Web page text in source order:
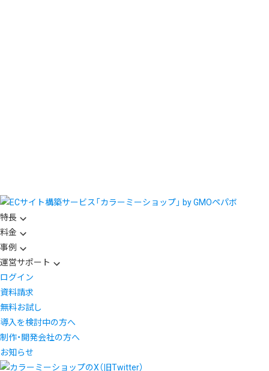
特長
料金
事例
運営サポート
ログイン
資料請求
無料お試し
導入を検討中の方へ
制作・開発会社の方へ
お知らせ